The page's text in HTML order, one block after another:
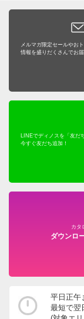
メルマガ限定セールやお
情報を盛りだくさんでお届
LINEでディノスを「友だ
今すぐ友だち追加！
カタ
ダウンロ
平日正午
最短で翌